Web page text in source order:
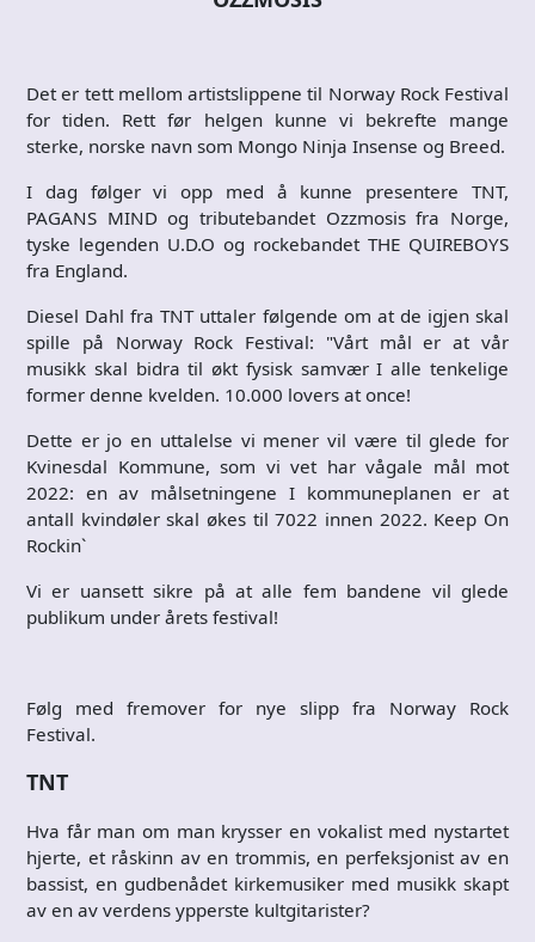
Det er tett mellom artistslippene til Norway Rock Festival
for tiden. Rett før helgen kunne vi bekrefte mange
sterke, norske navn som Mongo Ninja Insense og Breed.
I dag følger vi opp med å kunne presentere TNT,
PAGANS MIND og tributebandet Ozzmosis fra Norge,
tyske legenden U.D.O og rockebandet THE QUIREBOYS
fra England.
Diesel Dahl fra TNT uttaler følgende om at de igjen skal
spille på Norway Rock Festival: "Vårt mål er at vår
musikk skal bidra til økt fysisk samvær I alle tenkelige
former denne kvelden. 10.000 lovers at once!
Dette er jo en uttalelse vi mener vil være til glede for
Kvinesdal Kommune, som vi vet har vågale mål mot
2022: en av målsetningene I kommuneplanen er at
antall kvindøler skal økes til 7022 innen 2022. Keep On
Rockin`
Vi er uansett sikre på at alle fem bandene vil glede
publikum under årets festival!
Følg med fremover for nye slipp fra Norway Rock
Festival.
TNT
Hva får man om man krysser en vokalist med nystartet
hjerte, et råskinn av en trommis, en perfeksjonist av en
bassist, en gudbenådet kirkemusiker med musikk skapt
av en av verdens ypperste kultgitarister?